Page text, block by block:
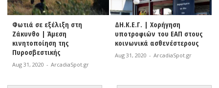
Φωτιά σε εξέλιξη στη
Ζάκυνθο | Άμεση
κινητοποίηση της
Πυροσβεστικής
Aug 31, 2020 - ArcadiaSpot.gr
ΔΗ.Κ.Ε.Γ. | Χορήγηση
υποτροφιών του ΕΑΠ στους
κοινωνικά ασθενέστερους
Aug 31, 2020 - ArcadiaSpot.gr